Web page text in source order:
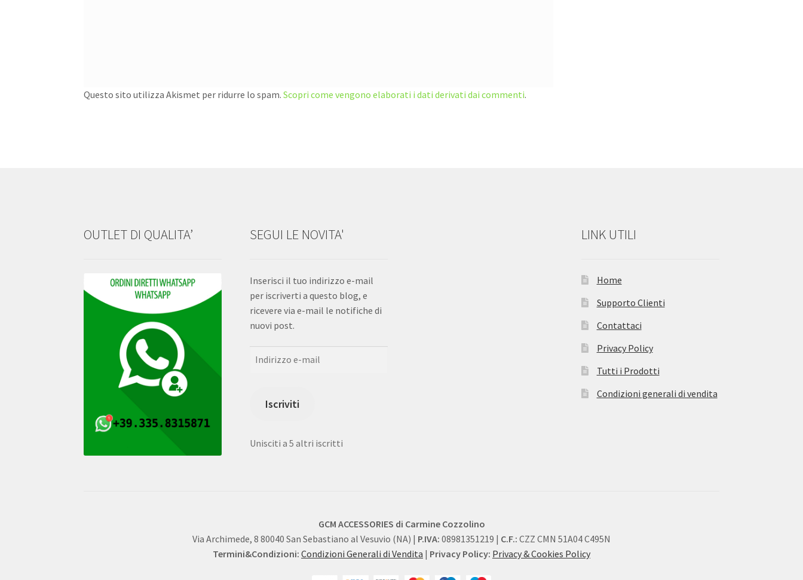
Questo sito utilizza Akismet per ridurre lo spam.Scopri come vengono elaborati i dati derivati dai commenti.
OUTLET DI QUALITA’ SEGUI LE NOVITA'
Inserisci il tuo indirizzo e-mail
per iscriverti a questo blog, e
ricevere via e-mail le notifiche di
nuovi post.
Iscriviti
Unisciti a 5 altri iscritti
LINK UTILI
Home
Supporto Clienti
Contattaci
Privacy Policy
Tutti i Prodotti
Condizioni generali di vendita
GCM ACCESSORIES di Carmine Cozzolino
Via Archimede, 8 80040 San Sebastiano al Vesuvio (NA) | P.IVA: 08981351219 | C.F.: CZZ CMN 51A04 C495N
Termini&Condizioni: Condizioni Generali di Vendita | Privacy Policy: Privacy & Cookies Policy